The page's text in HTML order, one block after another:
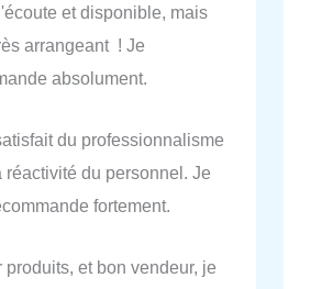
et disponible, mais
arrangeant ! Je
absolument.
du professionnalisme
réactivité du personnel. Je
fortement.
produits, et bon vendeur, je